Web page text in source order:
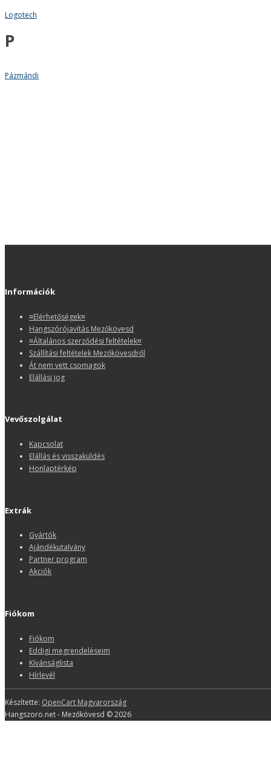
Logotech
P
Pázmándi
Információk
¤Elérhetőségek¤
Hangszórójavítás Mezőkövesd
¤Általános szerződési feltételek¤
Szállítási feltételek Mezőkövesdről
Át nem vett csomagok
Elállási jog
Vevőszolgálat
Kapcsolat
Elállás és visszaküldés
Honlaptérkép
Extrák
Gyártók
Ajándékutalvány
Partner program
Akciók
Fiókom
Fiókom
Eddigi megrendeléseim
Kívánságlista
Hírlevél
Készítette: OpenCart Magyarország
Hangszoro.net - Mezőkövesd © 2026